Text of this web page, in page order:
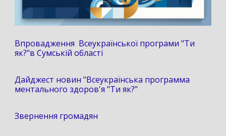
Впровадження Всеукраїнської програми "Ти
як?"в Сумській області
Дайджест новин "Всеукраїнська программа
ментального здоров'я "Ти як?"
Звернення громадян